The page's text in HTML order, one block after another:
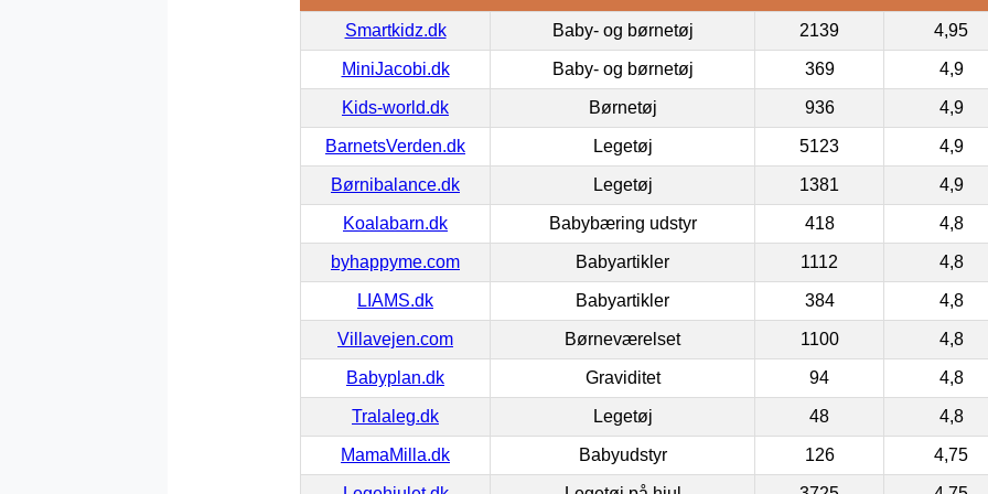
Smartkidz.dk Baby- og børnetøj 2139 4,95
MiniJacobi.dk Baby- og børnetøj 369 4,9
Kids-world.dk Børnetøj 936 4,9
BarnetsVerden.dk Legetøj 5123 4,9
Børnibalance.dk Legetøj 1381 4,9
Koalabarn.dk Babybæring udstyr 418 4,8
byhappyme.com Babyartikler 1112 4,8
LIAMS.dk Babyartikler 384 4,8
Villavejen.com Børneværelset 1100 4,8
Babyplan.dk Graviditet 94 4,8
Tralaleg.dk Legetøj 48 4,8
MamaMilla.dk Babyudstyr 126 4,75